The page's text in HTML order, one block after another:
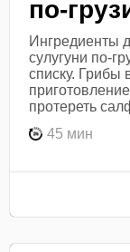
по-
Ингредиенты
сулугуни по-
списку. Грибы
протереть
45 мин